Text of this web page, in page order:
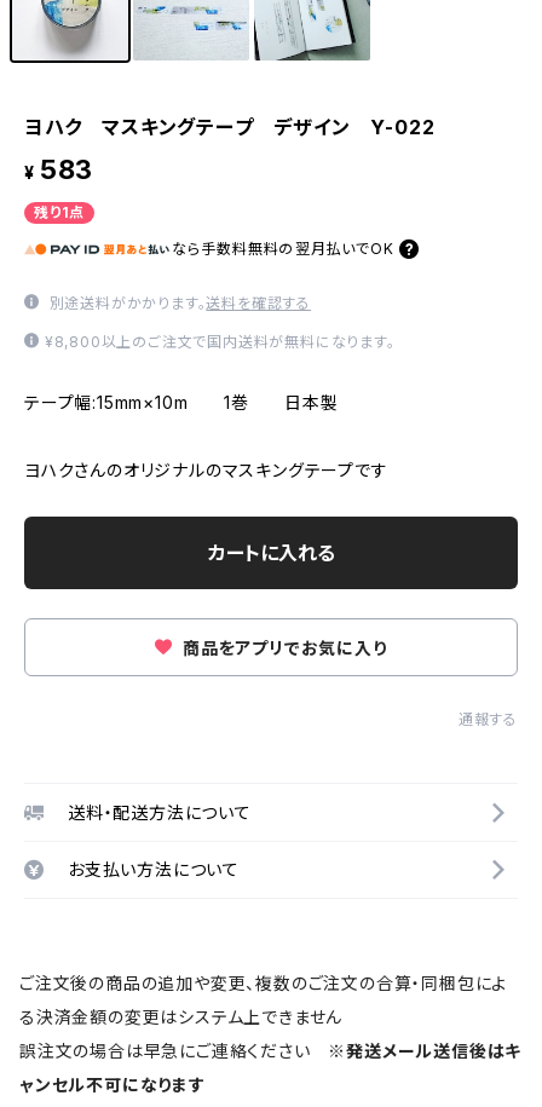
ヨハク マスキングテープ デザイン Y-022
¥ 583
残り1点
なら 手数料無料の 翌月払いでOK
別途送料がかかります。送料を確認する
¥8,800以上のご注文で国内送料が無料になります。
テープ幅:15mm×10m 1巻 日本製
ヨハクさんのオリジナルのマスキングテープです
カートに入れる
商品をアプリでお気に入り
通報する
送料・配送方法について
お支払い方法について
ご注文後の商品の追加や変更、複数のご注文の合算・同梱包によ
る決済金額の変更はシステム上できません
誤注文の場合は早急にご連絡ください ※発送メール送信後はキ
ャンセル不可になります